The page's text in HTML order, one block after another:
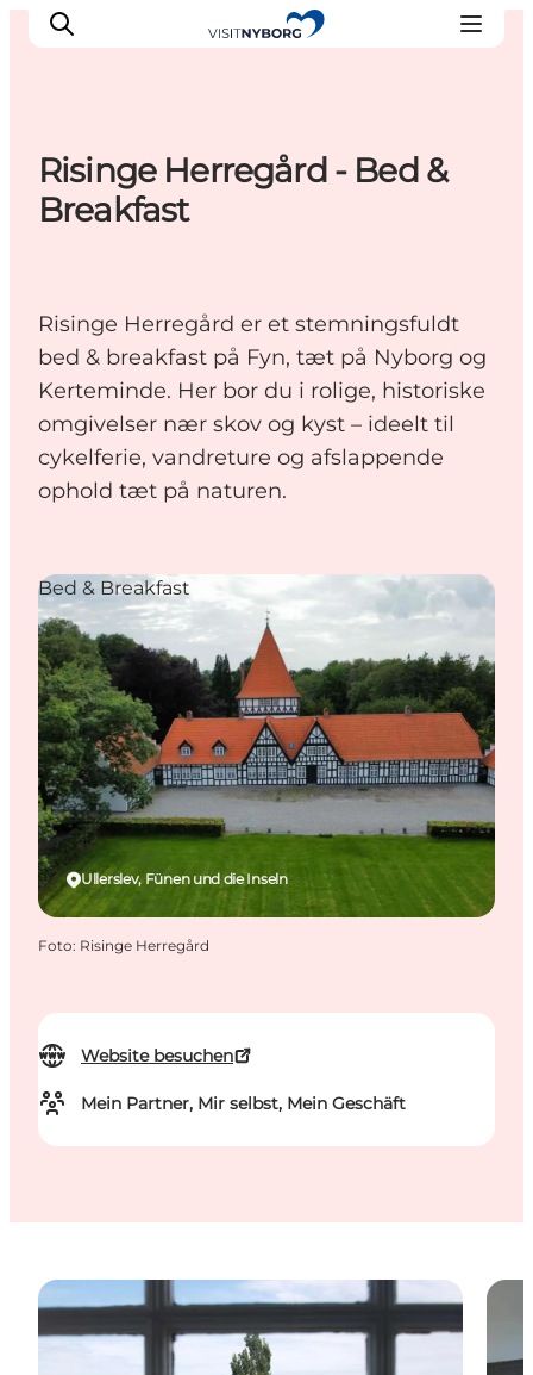
Erlebnisse in Nyborg
Reiseplanung
Buchen & kaufen
Risinge Herregård - Bed &
Breakfast
Risinge Herregård er et stemningsfuldt
bed & breakfast på Fyn, tæt på Nyborg og
Kerteminde. Her bor du i rolige, historiske
omgivelser nær skov og kyst – ideelt til
cykelferie, vandreture og afslappende
ophold tæt på naturen.
Website besuchen
Mein Partner, Mir selbst, Mein Geschäft
Ullerslev, Fünen und die Inseln
Bed & Breakfast
Foto: Risinge Herregård